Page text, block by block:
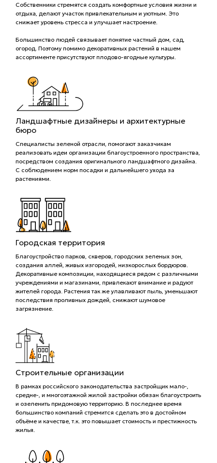
Собственники стремятся создать комфортные условия жизни и
отдыха, делают участок привлекательным и уютным. Это
снижает уровень стресса и улучшает настроение.
Большинство людей связывает понятие частный дом, сад,
огород. Поэтому помимо декоративных растений в нашем
ассортименте присутствуют плодово-ягодные культуры.
Ландшафтные дизайнеры и архитектурные
бюро
Специалисты зеленой отрасли, помогают заказчикам
реализовать идеи организации благоустроенного пространства,
посредством создания оригинального ландшафтного дизайна.
С соблюдением норм посадки и дальнейшего ухода за
растениями.
Городская территория
Благоустройство парков, скверов, городских зеленых зон,
создания аллей, живых изгородей, низкорослых бордюров.
Декоративные композиции, находящиеся рядом с различными
учреждениями и магазинами, привлекают внимание и радуют
жителей города. Растения так же улавливают пыль, уменьшают
последствия проливных дождей, снижают шумовое
загрязнение.
Строительные организации
В рамках российского законодательства застройщик мало-,
средне-, и многоэтажной жилой застройки обязан благоустроить
и озеленить придомовую территорию. В последнее время
большинство компаний стремится сделать это в достойном
объёме и качестве, т.к. это повышает стоимость и престижность
жилья.